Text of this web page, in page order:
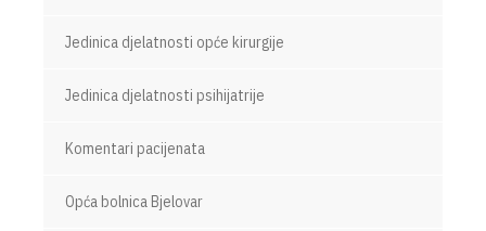
Jedinica djelatnosti opće kirurgije
Jedinica djelatnosti psihijatrije
Komentari pacijenata
Opća bolnica Bjelovar